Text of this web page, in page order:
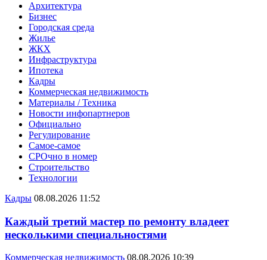
Архитектура
Бизнес
Городская среда
Жилье
ЖКХ
Инфраструктура
Ипотека
Кадры
Коммерческая недвижимость
Материалы / Техника
Новости инфопартнеров
Официально
Регулирование
Самое-самое
СРОчно в номер
Строительство
Технологии
Кадры 08.08.2026 11:52
Каждый третий мастер по ремонту владеет
несколькими специальностями
Коммерческая недвижимость 08.08.2026 10:39